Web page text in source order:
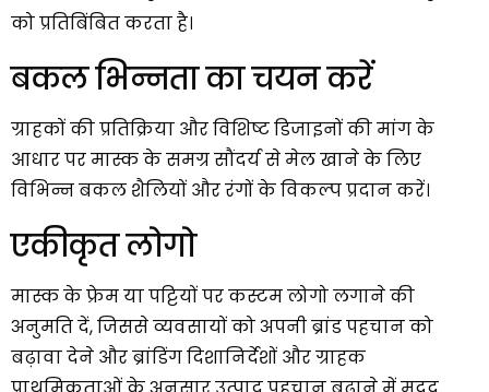
को प्रतिबिंबित करता है।
बकल भिन्नता का चयन करें
ग्राहकों की प्रतिक्रिया और विशिष्ट डिजाइनों की मांग के
आधार पर मास्क के समग्र सौंदर्य से मेल खाने के लिए
विभिन्न बकल शैलियों और रंगों के विकल्प प्रदान करें।
एकीकृत लोगो
मास्क के फ्रेम या पट्टियों पर कस्टम लोगो लगाने की
अनुमति दें, जिससे व्यवसायों को अपनी ब्रांड पहचान को
बढ़ावा देने और ब्रांडिंग दिशानिर्देशों और ग्राहक